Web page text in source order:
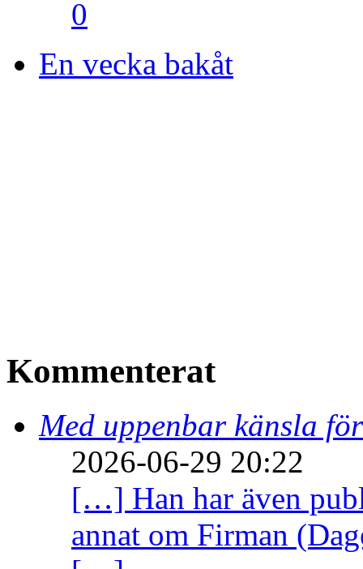
0
En vecka bakåt
Kommenterat
Med uppenbar känsla
2026-06-29 20:22
[…] Han har även
annat om Firman